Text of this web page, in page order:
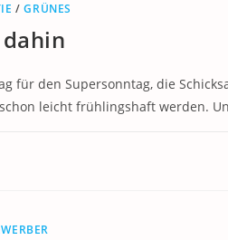
/GRÜNES
für den Supersonntag, die
leicht frühlingshaft werden.